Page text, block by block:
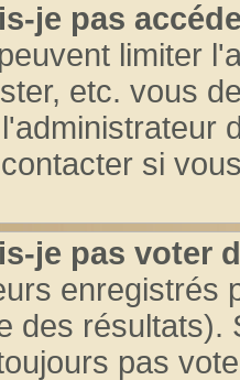
je pas
limiter
etc. vous
si
je pas voter
enregistrés
des
pas